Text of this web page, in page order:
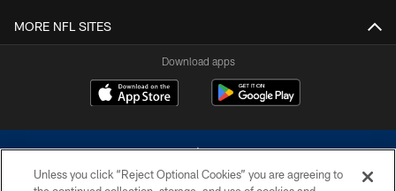
MORE NFL SITES
Download apps
Unless you click “Reject Optional Cookies” you are agreeing to